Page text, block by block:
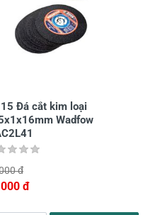
Đá cắt kim loại
Wadfow
đ
đ